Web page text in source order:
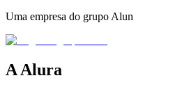
Uma empresa do grupo Alun
A Alura